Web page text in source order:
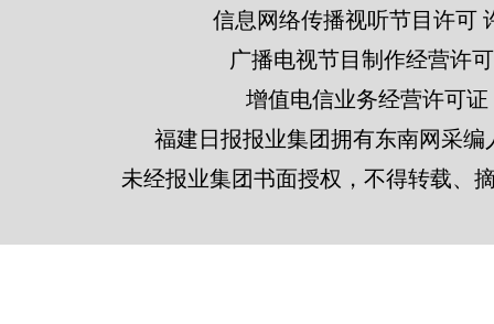
信息网络传播视听节目许可
广播电视节目制作经营许
增值电信业务经营许可证
福建日报报业集团拥有东南网采
未经报业集团书面授权，不得转载、